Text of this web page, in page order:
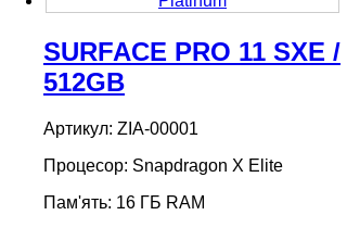
SURFACE PRO 11 SXE /
512GB
Артикул: ZIA-00001
Процесор: Snapdragon X Elite
Пам'ять: 16 ГБ RAM